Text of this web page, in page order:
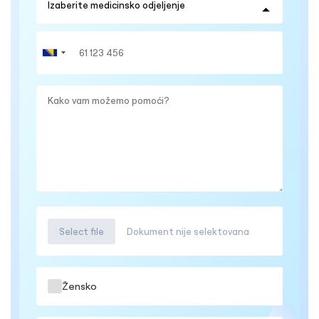
Select file Dokument nije selektovana
Žensko